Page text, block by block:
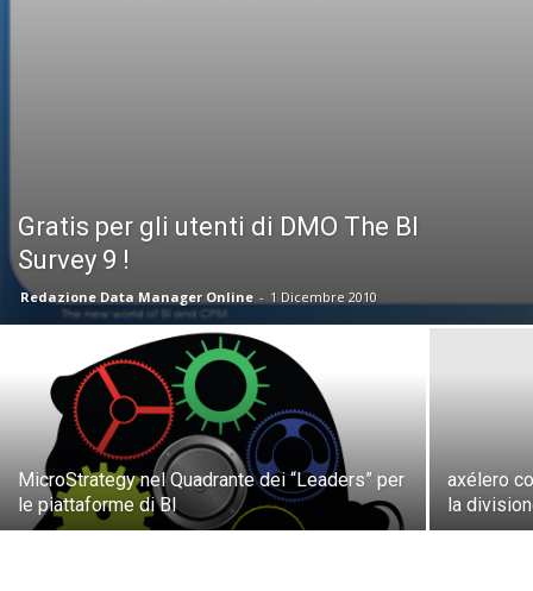
Gratis per gli utenti di DMO The BI
Survey 9 !
Redazione Data Manager Online - 1 Dicembre 2010
MicroStrategy nel Quadrante dei “Leaders” per
le piattaforme di BI
axélero
la